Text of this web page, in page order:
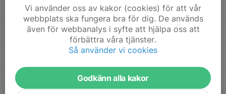
Dan JohanssonLagledare
Dennis ForsnorTränare
Toni Kujundzic Huvudtränare
Vedran VuleticTränare
Vi använder oss av kakor (cookies) för att vår
webbplats ska fungera bra för dig. De används
även för webbanalys i syfte att hjälpa oss att
förbättra våra tjänster.
Så använder vi cookies
Godkänn alla kakor